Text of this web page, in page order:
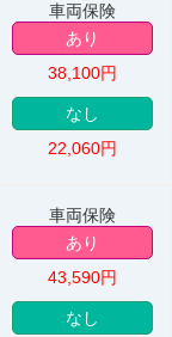
車両保険
あり
38,100円
なし
22,060円
車両保険
あり
43,590円
なし